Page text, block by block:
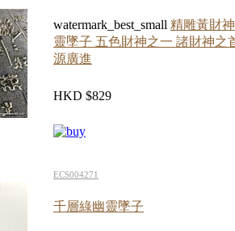
watermark_best_small 精雕黃財
靈墜子 五色財神之一 諸財神之
源廣進
HKD $829
ECS004271
千層綠幽靈墜子